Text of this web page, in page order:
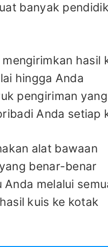
banyak pendidik
hasil
hingga Anda
pengiriman yang
Anda setiap
alat bawaan
benar-benar
melalui
kuis ke kotak